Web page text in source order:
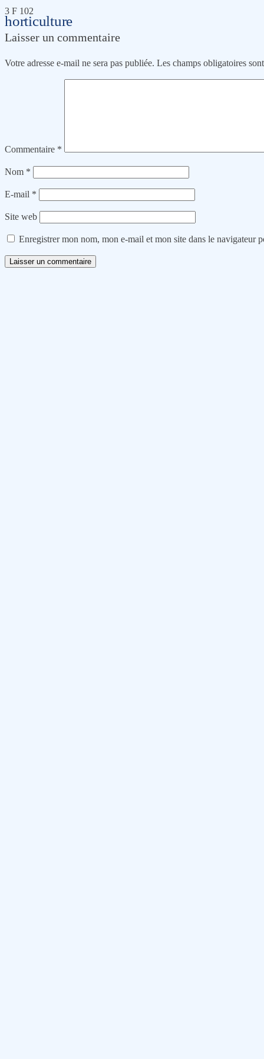
horticulture
3 F 102
Laisser un commentaire
Votre adresse e-mail ne sera pas publiée. Les champs obligatoires
Commentaire *
Nom *
E-mail *
Site web
Enregistrer mon nom, mon e-mail et mon site dans le navigateur